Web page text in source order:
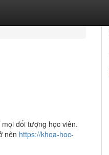
đối tượng học viên.
nên https://khoa-hoc-